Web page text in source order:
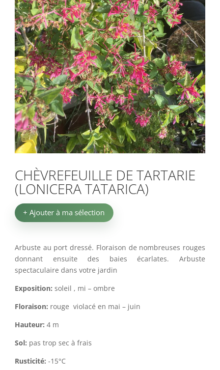
CHÈVREFEUILLE DE TARTARIE
(LONICERA TATARICA)
+ Ajouter à ma sélection
Arbuste au port dressé. Floraison de nombreuses rouges
donnant ensuite des baies écarlates. Arbuste
spectaculaire dans votre jardin
Exposition: soleil , mi – ombre
Floraison: rouge violacé en mai – juin
Hauteur: 4 m
Sol: pas trop sec à frais
Rusticité: -15°C